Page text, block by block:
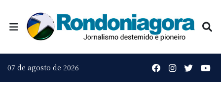
07 de agosto de 2026